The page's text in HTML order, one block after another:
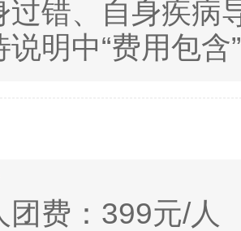
过错、自身疾病
说明中“费用包
团费：399元/人